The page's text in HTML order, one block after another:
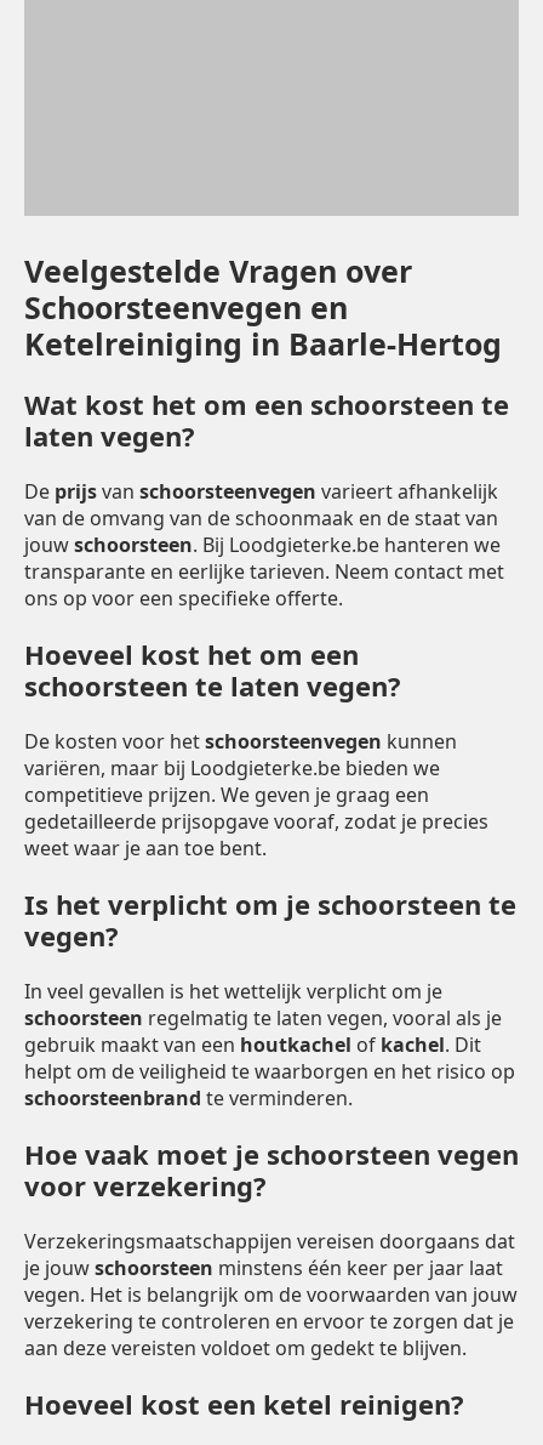
Veelgestelde Vragen over
Schoorsteenvegen en
Ketelreiniging in Baarle-Hertog
Wat kost het om een schoorsteen te
laten vegen?
De prijsvan schoorsteenvegen varieert afhankelijk
van de omvang van de schoonmaak en de staat van
jouwschoorsteen. Bij Loodgieterke.be hanteren we
transparante en eerlijke tarieven. Neem contact met
ons op voor een specifieke offerte.
Hoeveel kost het om een
schoorsteen te laten vegen?
De kosten voor hetschoorsteenvegen kunnen
variëren, maar bij Loodgieterke.be bieden we
competitieve prijzen. We geven je graag een
gedetailleerde prijsopgave vooraf, zodat je precies
weet waar je aan toe bent.
Is het verplicht om je schoorsteen te
vegen?
In veel gevallen is het wettelijk verplicht om je
schoorsteen regelmatig te laten vegen, vooral als je
gebruik maakt van een houtkachel of kachel. Dit
helpt om de veiligheid te waarborgen en het risico op
schoorsteenbrand te verminderen.
Hoe vaak moet je schoorsteen vegen
voor verzekering?
Verzekeringsmaatschappijen vereisen doorgaans dat
je jouwschoorsteen minstens één keer per jaar laat
vegen. Het is belangrijk om de voorwaarden van jouw
verzekering te controleren en ervoor te zorgen dat je
aan deze vereisten voldoet om gedekt te blijven.
Hoeveel kost een ketel reinigen?